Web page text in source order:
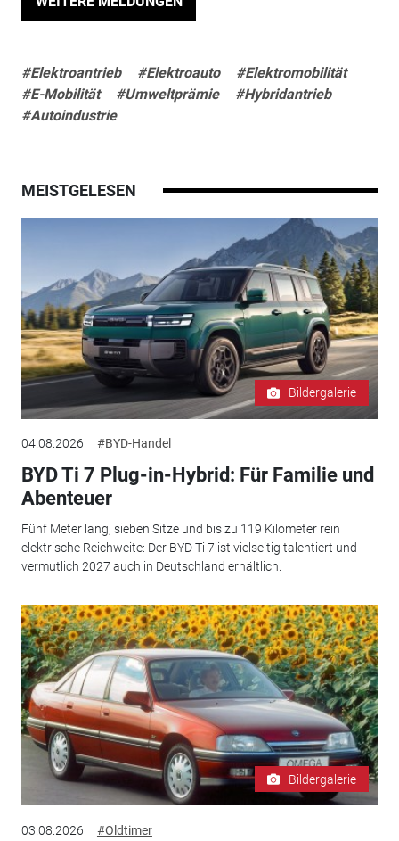
#Elektroantrieb #Elektroauto
#Elektromobilität
#E-Mobilität
#Umweltprämie
#Hybridantrieb
#Autoindustrie
MEISTGELESEN
Bildergalerie
04.08.2026 #BYD-Handel
BYD Ti 7 Plug-in-Hybrid: Für Familie und
Abenteuer
Fünf Meter lang, sieben Sitze und bis zu 119 Kilometer rein
elektrische Reichweite: Der BYD Ti 7 ist vielseitig talentiert und
vermutlich 2027 auch in Deutschland erhältlich.
Bildergalerie
03.08.2026 #Oldtimer